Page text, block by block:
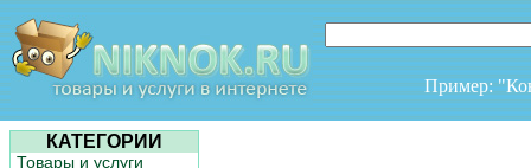
Пример:
КАТЕГОРИИ
Товары и услуги